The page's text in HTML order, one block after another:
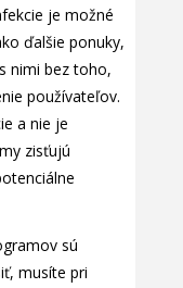
je možné
ďalšie ponuky,
nimi bez toho,
používateľov.
a nie je
zisťujú
sú
musíte pri